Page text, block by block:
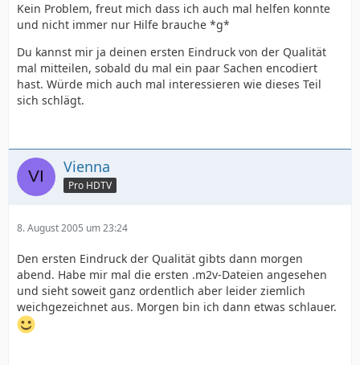
Kein Problem, freut mich dass ich auch mal helfen konnte
und nicht immer nur Hilfe brauche *g*
Du kannst mir ja deinen ersten Eindruck von der Qualität
mal mitteilen, sobald du mal ein paar Sachen encodiert
hast. Würde mich auch mal interessieren wie dieses Teil
sich schlägt.
Vienna
Pro HDTV
8. August 2005 um 23:24
Den ersten Eindruck der Qualität gibts dann morgen
abend. Habe mir mal die ersten .m2v-Dateien angesehen
und sieht soweit ganz ordentlich aber leider ziemlich
weichgezeichnet aus. Morgen bin ich dann etwas schlauer.